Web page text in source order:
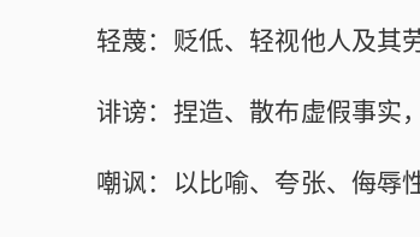
轻蔑：贬低、轻视他人及其
诽谤：捏造、散布虚假事实
嘲讽：以比喻、夸张、侮辱